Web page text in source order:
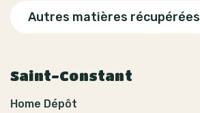
Autres matières récupérées
Saint-Constant
Home Dépôt